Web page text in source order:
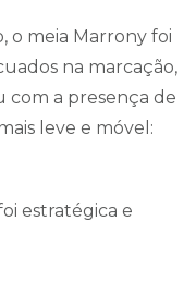
o meia Marrony foi
na marcação,
a presença de
leve e móvel:
estratégica e